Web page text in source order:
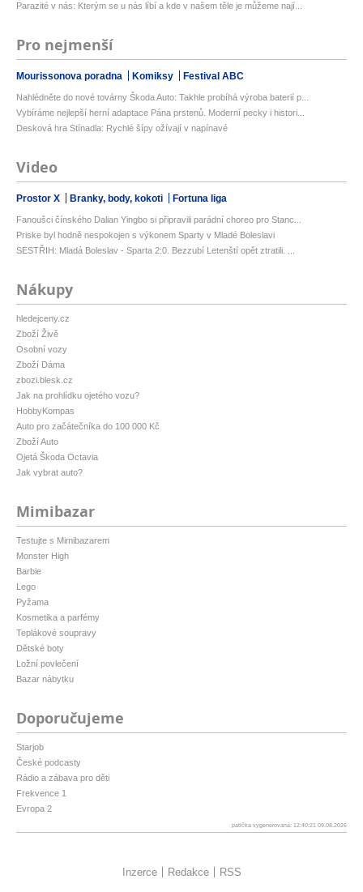
Parazité v nás: Kterým se u nás líbí a kde v našem těle je můžeme nají...
Pro nejmenší
Mourissonova poradna Komiksy Festival ABC
Nahlédněte do nové továrny Škoda Auto: Takhle probíhá výroba baterií p...
Vybíráme nejlepší herní adaptace Pána prstenů. Moderní pecky i histori...
Desková hra Stínadla: Rychlé šípy ožívají v napínavé
Video
Prostor X Branky, body, kokoti Fortuna liga
Fanoušci čínského Dalian Yingbo si připravili parádní choreo pro Stanc...
Priske byl hodně nespokojen s výkonem Sparty v Mladé Boleslavi
SESTŘIH: Mladá Boleslav - Sparta 2:0. Bezzubí Letenští opět ztratili. ...
Nákupy
hledejceny.cz
Zboží Živě
Osobní vozy
Zboží Dáma
zbozi.blesk.cz
Jak na prohlídku ojetého vozu?
HobbyKompas
Auto pro začátečníka do 100 000 Kč
Zboží Auto
Ojetá Škoda Octavia
Jak vybrat auto?
Mimibazar
Testujte s Mimibazarem
Monster High
Barbie
Lego
Pyžama
Kosmetika a parfémy
Teplákové soupravy
Dětské boty
Ložní povlečení
Bazar nábytku
Doporučujeme
Starjob
České podcasty
Rádio a zábava pro děti
Frekvence 1
Evropa 2
patička vygenerovaná: 12:40:21 09.08.2026
Inzerce Redakce RSS